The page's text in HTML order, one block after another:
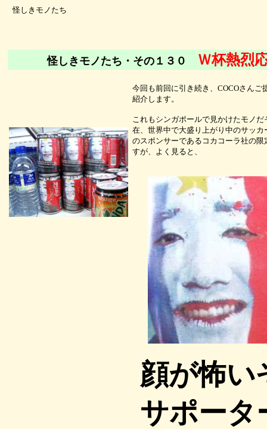
怪しきモノたち
怪しきモノたち・その１３０ Ｗ杯熱烈
今回も前回に引き続き、COCOさんご
紹介します。
これもシンガポールで見かけたモノ
在、世界中で大盛り上がり中のサッカ
のスポンサーであるコカコーラ社の限
すが、よく見ると、
顔が怖い
サポータ